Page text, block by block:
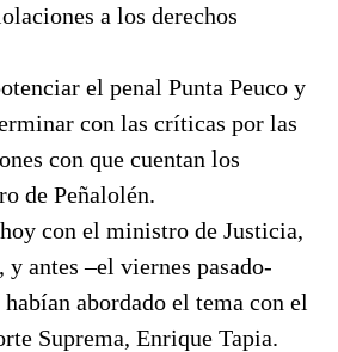
a los derechos
el penal Punta Peuco y
con las críticas por las
con que cuentan los
de Peñalolén.
con el ministro de Justicia,
antes –el viernes pasado-
abordado el tema con el
Suprema, Enrique Tapia.